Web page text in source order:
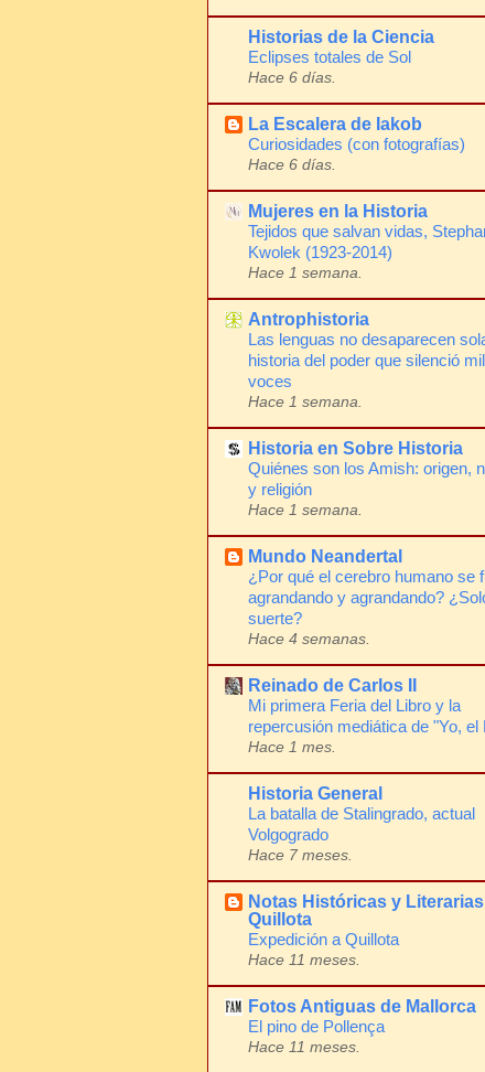
Historias de la Ciencia
Eclipses totales de Sol
Hace 6 días.
La Escalera de Iakob
Curiosidades (con fotografías)
Hace 6 días.
Mujeres en la Historia
Tejidos que salvan vidas,
Kwolek (1923-2014)
Hace 1 semana.
Antrophistoria
Las lenguas no desaparecen
historia del poder que silenció
voces
Hace 1 semana.
Historia en Sobre Historia
Quiénes son los Amish: origen,
y religión
Hace 1 semana.
Mundo Neandertal
¿Por qué el cerebro humano se
agrandando y agrandando?
suerte?
Hace 4 semanas.
Reinado de Carlos II
Mi primera Feria del Libro y la
repercusión mediática de "Yo, el
Hace 1 mes.
Historia General
La batalla de Stalingrado, actual
Volgogrado
Hace 7 meses.
Notas Históricas y
Quillota
Expedición a Quillota
Hace 11 meses.
Fotos Antiguas de Mallorca
El pino de Pollença
Hace 11 meses.